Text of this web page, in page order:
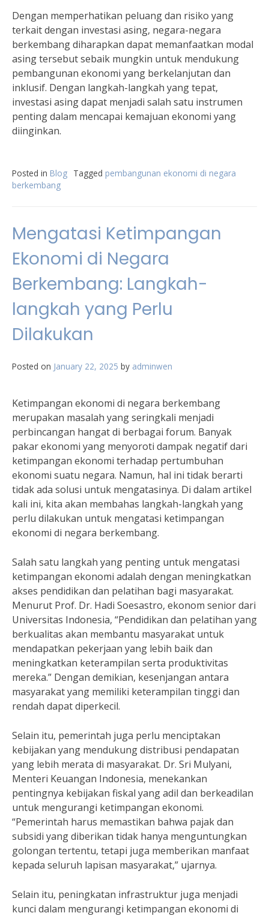
Dengan memperhatikan peluang dan risiko yang
terkait dengan investasi asing, negara-negara
berkembang diharapkan dapat memanfaatkan modal
asing tersebut sebaik mungkin untuk mendukung
pembangunan ekonomi yang berkelanjutan dan
inklusif. Dengan langkah-langkah yang tepat,
investasi asing dapat menjadi salah satu instrumen
penting dalam mencapai kemajuan ekonomi yang
diinginkan.
Posted in Blog Tagged pembangunan ekonomi di negara
berkembang
Mengatasi Ketimpangan
Ekonomi di Negara
Berkembang: Langkah-
langkah yang Perlu
Dilakukan
Posted on January 22, 2025 by adminwen
Ketimpangan ekonomi di negara berkembang
merupakan masalah yang seringkali menjadi
perbincangan hangat di berbagai forum. Banyak
pakar ekonomi yang menyoroti dampak negatif dari
ketimpangan ekonomi terhadap pertumbuhan
ekonomi suatu negara. Namun, hal ini tidak berarti
tidak ada solusi untuk mengatasinya. Di dalam artikel
kali ini, kita akan membahas langkah-langkah yang
perlu dilakukan untuk mengatasi ketimpangan
ekonomi di negara berkembang.
Salah satu langkah yang penting untuk mengatasi
ketimpangan ekonomi adalah dengan meningkatkan
akses pendidikan dan pelatihan bagi masyarakat.
Menurut Prof. Dr. Hadi Soesastro, ekonom senior dari
Universitas Indonesia, “Pendidikan dan pelatihan yang
berkualitas akan membantu masyarakat untuk
mendapatkan pekerjaan yang lebih baik dan
meningkatkan keterampilan serta produktivitas
mereka.” Dengan demikian, kesenjangan antara
masyarakat yang memiliki keterampilan tinggi dan
rendah dapat diperkecil.
Selain itu, pemerintah juga perlu menciptakan
kebijakan yang mendukung distribusi pendapatan
yang lebih merata di masyarakat. Dr. Sri Mulyani,
Menteri Keuangan Indonesia, menekankan
pentingnya kebijakan fiskal yang adil dan berkeadilan
untuk mengurangi ketimpangan ekonomi.
“Pemerintah harus memastikan bahwa pajak dan
subsidi yang diberikan tidak hanya menguntungkan
golongan tertentu, tetapi juga memberikan manfaat
kepada seluruh lapisan masyarakat,” ujarnya.
Selain itu, peningkatan infrastruktur juga menjadi
kunci dalam mengurangi ketimpangan ekonomi di